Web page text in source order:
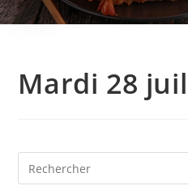
Mardi 28